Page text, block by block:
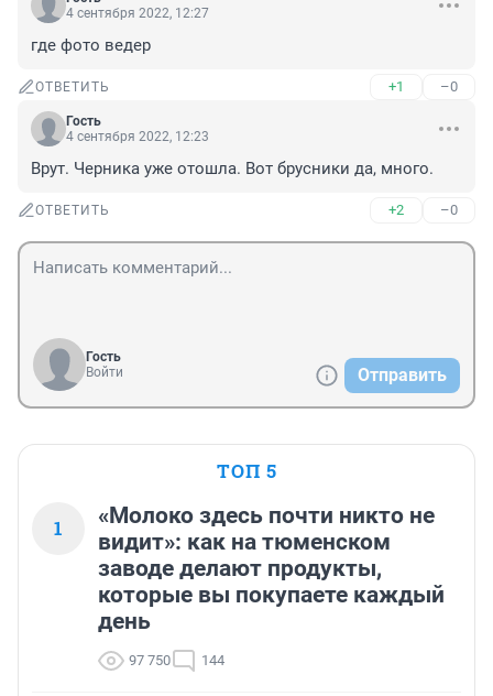
4 сентября 2022, 12:27
где фото ведер
ОТВЕТИТЬ +1 –0
Гость
4 сентября 2022, 12:23
Врут. Черника уже отошла. Вот брусники да, много.
ОТВЕТИТЬ +2 –0
Гость
Войти
Отправить
ТОП 5
1
«Молоко здесь почти никто не
видит»: как на тюменском
заводе делают продукты,
которые вы покупаете каждый
день
97 750 144